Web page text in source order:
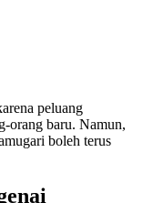
peluang
orang baru. Namun,
boleh terus